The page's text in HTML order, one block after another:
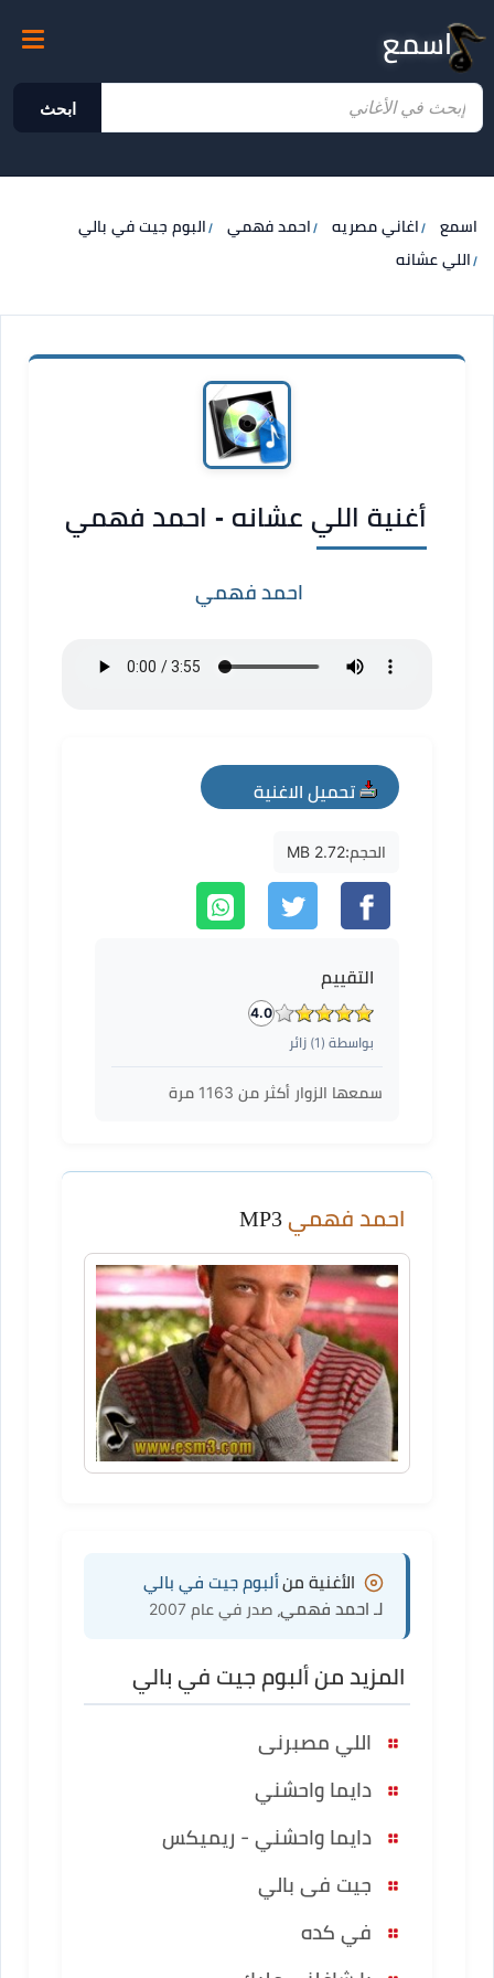
اسمع
ابحث
اسمع اغاني مصريه احمد فهمي
البوم جيت في بالي
اللي عشانه
أغنية اللي عشانه - احمد فهمي
احمد فهمي
تحميل الاغنية
mp3
الحجم:2.72 MB
التقييم
4.0
بواسطة ( 1) زائر
سمعها الزوار أكثر من 1163 مرة
احمد فهمي
الأغنية منألبوم جيت في بالي
لـ احمد فهمي ، صدر في عام 2007
المزيد من ألبوم جيت في بالي
اللي مصبرنى
دايما واحشني
دايما واحشني - ريميكس
جيت فى بالي
في كده